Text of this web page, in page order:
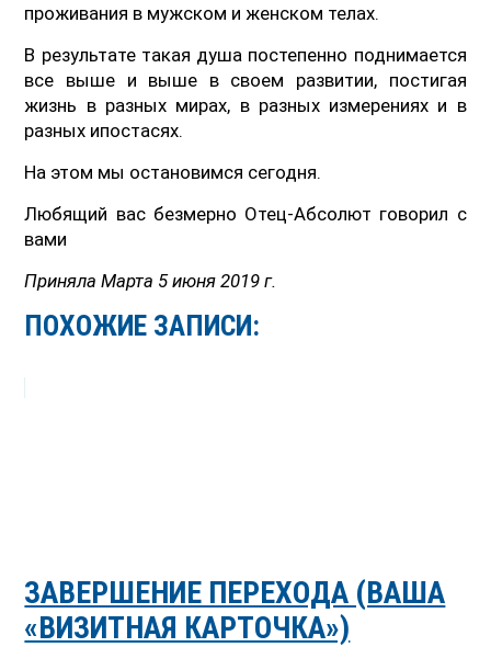
проживания в мужском и женском телах.
В результате такая душа постепенно поднимается
все выше и выше в своем развитии, постигая
жизнь в разных мирах, в разных измерениях и в
разных ипостасях.
На этом мы остановимся сегодня.
Любящий вас безмерно Отец-Абсолют говорил с
вами
Приняла Марта 5 июня 2019 г.
ПОХОЖИЕ ЗАПИСИ:
ЗАВЕРШЕНИЕ ПЕРЕХОДА (ВАША
«ВИЗИТНАЯ КАРТОЧКА»)